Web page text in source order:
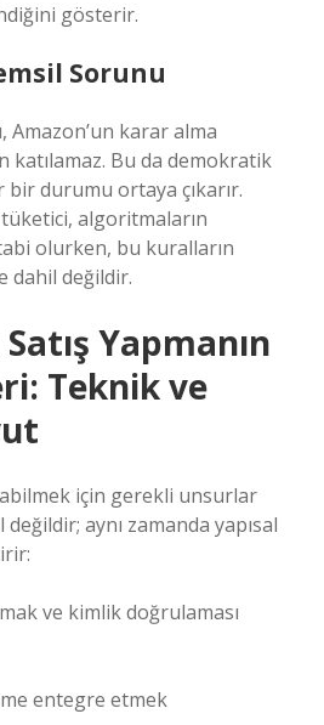
gösterir.
Sorunu
Amazon’un karar alma
katılamaz. Bu da demokratik
durumu ortaya çıkarır.
tüketici, algoritmaların
olurken, bu kuralların
dahil değildir.
Yapmanın
Teknik ve
için gerekli unsurlar
aynı zamanda yapısal
ve kimlik doğrulaması
entegre etmek